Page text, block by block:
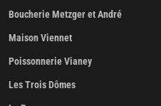
Boucherie Metzger et André
Maison Viennet
Poissonnerie Vianey
Les Trois Dômes